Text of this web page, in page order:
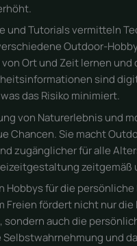
und Tutorials vermitteln
Outdoor-
Ort und Zeit lernen und
sind
das Risiko minimiert.
von Naturerlebnis und
Chancen. Sie macht
zugänglicher für alle
zeitgemäß
Hobbys für die
Freien fördert nicht nur
sondern auch die
Selbstwahrnehmung und